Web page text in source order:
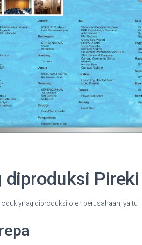
diproduksi
ynag diproduksi oleh perusahaan, yaitu :